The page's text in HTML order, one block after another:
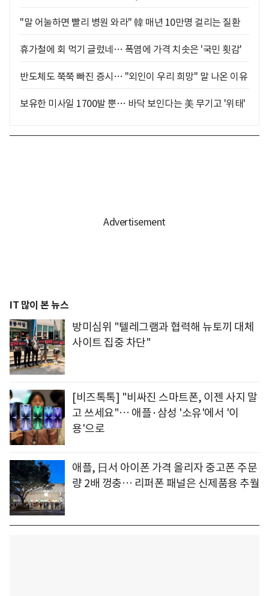
"말 어눌하면 빨리 병원 와라" 韓 매년 10만명 걸리는 질환
휴가철에 회 먹기 글렀네… 폭염에 가격 치솟은 '국민 횟감'
반도체도 쭉쭉 빠진 증시… "외인이 우리 희망" 말 나온 이유
보유한 미사일 1700발 뿐… 바닥 보인다는 美 무기고 '위태'
IT 많이 본 뉴스
방미심위 "텔레그램과 협력해 뉴토끼 대체
사이트 집중 차단"
[비즈톡톡] "비싸진 스마트폰, 이젠 사지 말
고 쓰세요"… 애플·삼성 '소유'에서 '이
용'으로
애플, 日서 아이폰 가격 올리자 중고폰 주문
량 2배 껑충… 리퍼폰 패널은 신제품용 추월